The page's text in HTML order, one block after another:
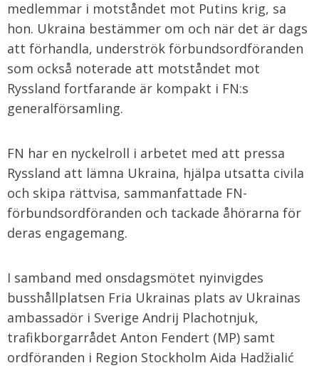
medlemmar i motståndet mot Putins krig, sa
hon. Ukraina bestämmer om och när det är dags
att förhandla, underströk förbundsordföranden
som också noterade att motståndet mot
Ryssland fortfarande är kompakt i FN:s
generalförsamling.
FN har en nyckelroll i arbetet med att pressa
Ryssland att lämna Ukraina, hjälpa utsatta civila
och skipa rättvisa, sammanfattade FN-
förbundsordföranden och tackade åhörarna för
deras engagemang.
I samband med onsdagsmötet nyinvigdes
busshållplatsen Fria Ukrainas plats av Ukrainas
ambassadör i Sverige Andrij Plachotnjuk,
trafikborgarrådet Anton Fendert (MP) samt
ordföranden i Region Stockholm Aida Hadžialić